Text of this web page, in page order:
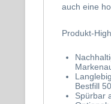
auch eine
Produkt-
Bestfill
Spürbar